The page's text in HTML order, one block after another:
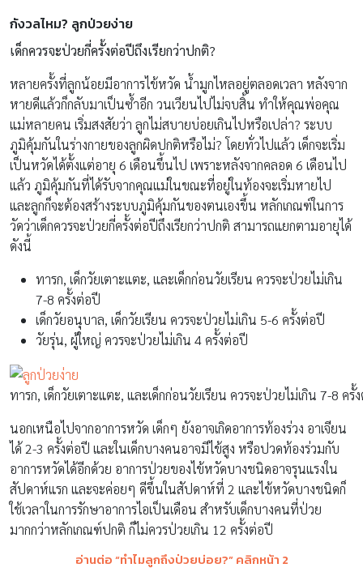
กังวลไหม? ลูกป่วยง่าย
เด็กควรจะป่วยกี่ครั้งต่อปีถึงเรียกว่าปกติ?
หลายครั้งที่ลูกน้อยมีอาการไข้หวัด น้ำมูกไหลอยู่ตลอดเวลา หลังจาก
หายดีแล้วก็กลับมาเป็นซ้ำอีก วนเวียนไปไม่จบสิ้น ทำให้คุณพ่อคุณ
แม่หลายคน เริ่มสงสัยว่า ลูกไม่สบายบ่อยเกินไปหรือเปล่า? ระบบ
ภูมิคุ้มกันในร่างกายของลูกผิดปกติหรือไม่? โดยทั่วไปแล้ว เด็กจะเริ่ม
เป็นหวัดได้ตั้งแต่อายุ 6 เดือนขึ้นไป เพราะหลังจากคลอด 6 เดือนไป
แล้ว ภูมิคุ้มกันที่ได้รับจากคุณแม่ในขณะที่อยู่ในท้องจะเริ่มหายไป
และลูกก็จะต้องสร้างระบบภูมิคุ้มกันของตนเองขึ้น หลักเกณฑ์ในการ
วัดว่าเด็กควรจะป่วยกี่ครั้งต่อปีถึงเรียกว่าปกติ สามารถแยกตามอายุได้
ดังนี้
ทารก, เด็กวัยเตาะแตะ, และเด็กก่อนวัยเรียน ควรจะป่วยไม่เกิน
7-8 ครั้งต่อปี
เด็กวัยอนุบาล, เด็กวัยเรียน ควรจะป่วยไม่เกิน 5-6 ครั้งต่อปี
วัยรุ่น, ผู้ใหญ่ ควรจะป่วยไม่เกิน 4 ครั้งต่อปี
ทารก, เด็กวัยเตาะแตะ, และเด็กก่อนวัยเรียน ควรจะป่วยไม่เกิน 7-8 ครั้
นอกเหนือไปจากอาการหวัด เด็กๆ ยังอาจเกิดอาการท้องร่วง อาเจียน
ได้ 2-3 ครั้งต่อปี และในเด็กบางคนอาจมีไข้สูง หรือปวดท้องร่วมกับ
อาการหวัดได้อีกด้วย อาการป่วยของไข้หวัดบางชนิดอาจรุนแรงใน
สัปดาห์แรก และจะค่อยๆ ดีขึ้นในสัปดาห์ที่ 2 และไข้หวัดบางชนิดก็
ใช้เวลาในการรักษาอาการไอเป็นเดือน สำหรับเด็กบางคนที่ป่วย
มากกว่าหลักเกณฑ์ปกติ ก็ไม่ควรป่วยเกิน 12 ครั้งต่อปี
อ่านต่อ “ทำไมลูกถึงป่วยบ่อย?” คลิกหน้า 2